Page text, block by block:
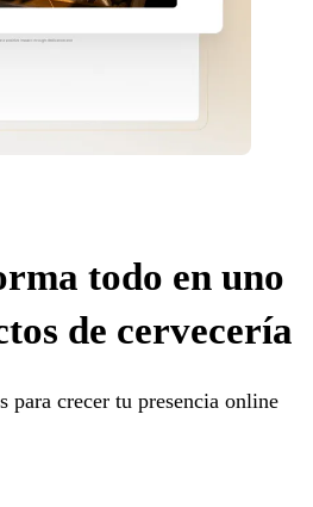
todo en uno
de cervecería
para crecer tu presencia online